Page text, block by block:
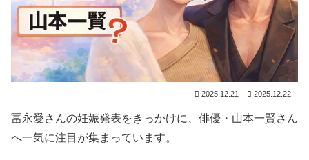
2025.12.21 2025.12.22
冨永愛さんの妊娠発表をきっかけに、俳優・山本一賢さん
へ一気に注目が集まっています。